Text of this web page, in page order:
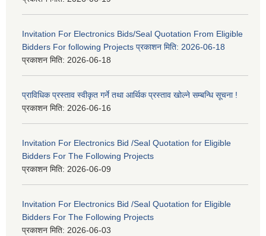
Invitation For Electronics Bids/Seal Quotation From Eligible
Bidders For following Projects प्रकाशन मिति: 2026-06-18
प्रकाशन मिति: 2026-06-18
प्राविधिक प्रस्ताव स्वीकृत गर्ने तथा आर्थिक प्रस्ताव खोल्ने सम्बन्धि सूचना !
प्रकाशन मिति: 2026-06-16
Invitation For Electronics Bid /Seal Quotation for Eligible
Bidders For The Following Projects
प्रकाशन मिति: 2026-06-09
Invitation For Electronics Bid /Seal Quotation for Eligible
Bidders For The Following Projects
प्रकाशन मिति: 2026-06-03